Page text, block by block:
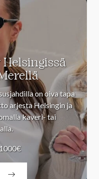
on oiva tapa
arjesta Helsingin ja
kaveri- tai